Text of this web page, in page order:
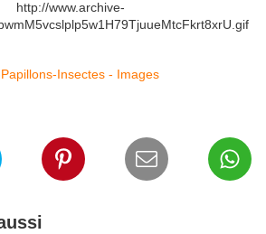
Insectes - Images